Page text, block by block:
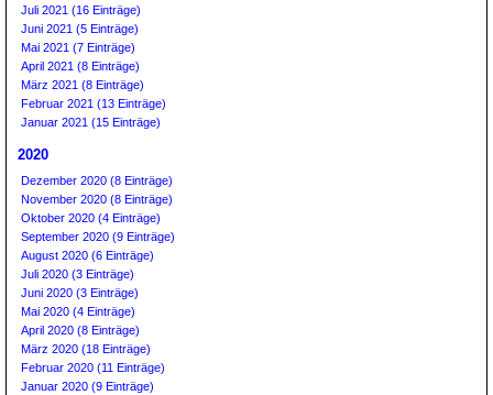
Juli 2021 (16 Einträge)
Juni 2021 (5 Einträge)
Mai 2021 (7 Einträge)
April 2021 (8 Einträge)
März 2021 (8 Einträge)
Februar 2021 (13 Einträge)
Januar 2021 (15 Einträge)
2020
Dezember 2020 (8 Einträge)
November 2020 (8 Einträge)
Oktober 2020 (4 Einträge)
September 2020 (9 Einträge)
August 2020 (6 Einträge)
Juli 2020 (3 Einträge)
Juni 2020 (3 Einträge)
Mai 2020 (4 Einträge)
April 2020 (8 Einträge)
März 2020 (18 Einträge)
Februar 2020 (11 Einträge)
Januar 2020 (9 Einträge)